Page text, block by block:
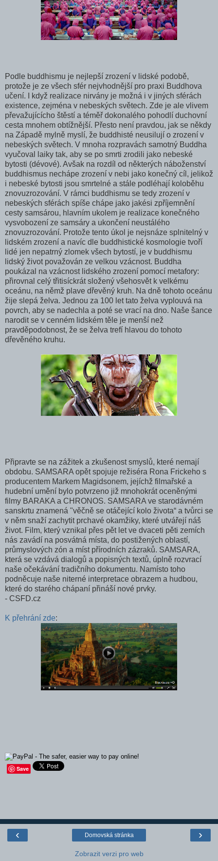
Podle buddhismu je nejlepší zrození v lidské podobě,
protože je ze všech sfér nejvhodnější pro praxi Buddhova
učení. I když realizace nirvány je možná i v jiných sférách
existence, zejména v nebeských světech. Zde je ale vlivem
převažujícícho štěstí a téměř dokonalého pohodlí duchovní
cesta mnohem obtížnější. Přesto není pravdou, jak se někdy
na Západě mylně myslí, že buddhisté neusilují o zrození v
nebeských světech. V mnoha rozpravách samotný Buddha
vyučoval laiky tak, aby se po smrti zrodili jako nebeské
bytosti (dévové). Avšak na rozdíl od některých náboženství
buddhismus nechápe zrození v nebi jako konečný cíl, jelikož
i nebeské bytosti jsou smrtelné a stále podléhají koloběhu
znovuzrozování. V rámci buddhismu se tedy zrození v
nebeských sférách spíše chápe jako jakési zpříjemnění
cesty samsárou, hlavním ukolem je realizace konečného
vysvobození ze samsáry a ukončení neustálého
znovuzrozování. Protože tento úkol je nejsnáze splnitelný v
lidském zrození a navíc dle buddhistické kosmologie tvoří
lidé jen nepatrný zlomek všech bytostí, je v buddhismu
lidský život považován ze velkou vzácnost. Buddha
poukázal na vzácnost lidského zrození pomocí metafory:
přirovnal celý třitisíckrát složený všehosvět k velkému
oceánu, na němž plave dřevěný kruh. Na dně tohoto oceánu
žije slepá želva. Jednou za 100 let tato želva vyplouvá na
povrch, aby se nadechla a poté se vrací na dno. Naše šance
narodit se v cenném lidském těle je menší než
pravděpodobnost, že se želva trefí hlavou do tohoto
dřevěného kruhu.
Připravte se na zážitek a zkušenost smyslů, které nemají
obdobu. SAMSARA opět spojuje režiséra Rona Frickeho s
producentem Markem Magidsonem, jejíchž filmařské a
hudební umění bylo potvrzeno již mnohokrát oceněnými
filmy BARAKA a CHRONOS. SAMSARA ve starodávném
sanskrtu znamená "věčně se otáčející kolo života“ a tvůrci se
v něm snaží zachytit prchavé okamžiky, které utvářejí náš
život. Film, který vznikal přes pět let ve dvaceti pěti zemích
nás zavádí na posvátná místa, do postižených oblastí,
průmyslových zón a míst přírodních zázraků. SAMSARA,
která se vzdává dialogů a popisných textů, úplně rozvrací
naše očekávání tradičního dokumentu. Namísto toho
podněcuje naše niterné interpretace obrazem a hudbou,
které do starého chápaní přináší nové prvky.
- CSFD.cz
K přehrání zde:
Save
‹ ›
Domovská stránka
Zobrazit verzi pro web